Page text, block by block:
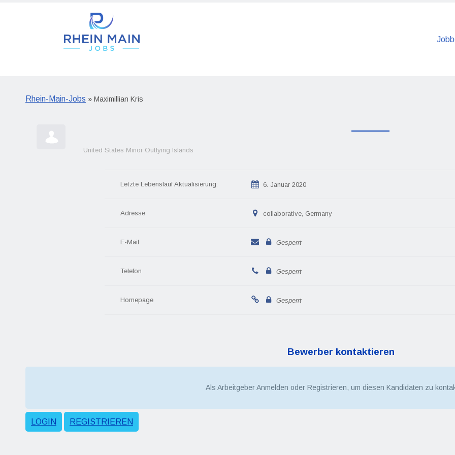
Rhein-Main-Jobs » Maximillian Kris
United States Minor Outlying Islands
Letzte Lebenslauf Aktualisierung: 6. Januar 2020
Adresse collaborative, Germany
E-Mail Gesperrt
Telefon Gesperrt
Homepage Gesperrt
Bewerber kontaktieren
Als Arbeitgeber Anmelden oder Registrieren, um diesen Kandidaten zu
LOGIN REGISTRIEREN